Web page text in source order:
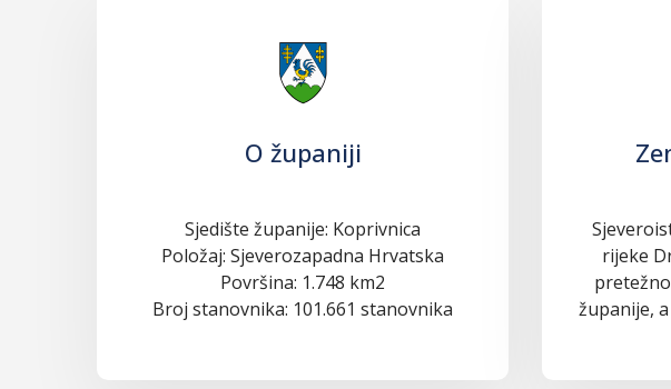
O županiji
Sjedište županije: Koprivnica
Položaj: Sjeverozapadna Hrvatska
Površina: 1.748 km2
Broj stanovnika: 101.661 stanovnika
rijeke
županije,